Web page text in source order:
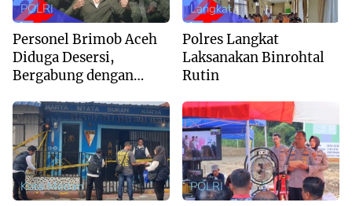
POLRI
Personel Brimob Aceh
Diduga Desersi,
Bergabung dengan
Rusia di Ukraina
Langkat
Polres Langkat
Laksanakan Binrohtal
Rutin
Kota Medan POLRI